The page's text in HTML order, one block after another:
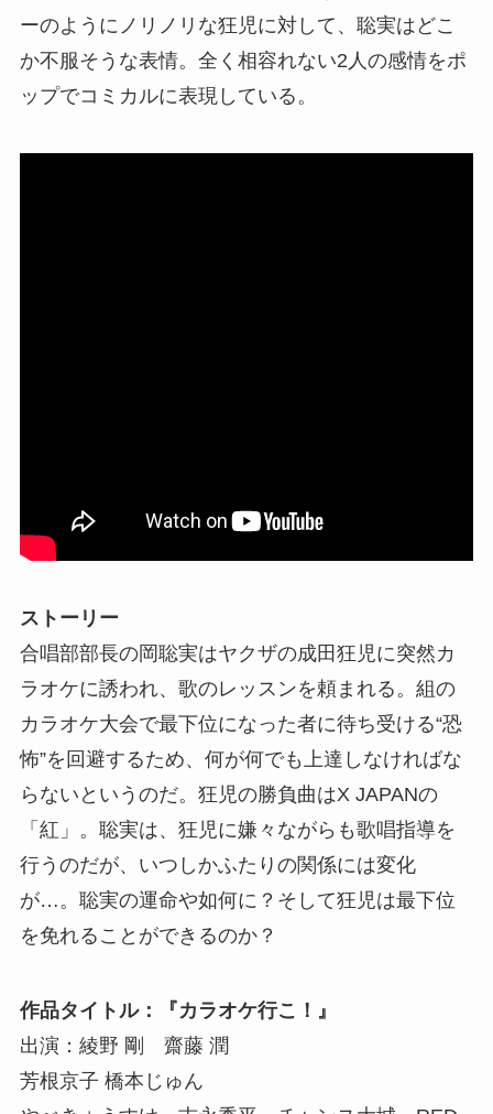
ーのようにノリノリな狂児に対して、聡実はどこ
か不服そうな表情。全く相容れない2人の感情をポ
ップでコミカルに表現している。
ストーリー
合唱部部長の岡聡実はヤクザの成田狂児に突然カ
ラオケに誘われ、歌のレッスンを頼まれる。組の
カラオケ大会で最下位になった者に待ち受ける“恐
怖”を回避するため、何が何でも上達しなければな
らないというのだ。狂児の勝負曲はX JAPANの
「紅」。聡実は、狂児に嫌々ながらも歌唱指導を
行うのだが、いつしかふたりの関係には変化
が…。聡実の運命や如何に？そして狂児は最下位
を免れることができるのか？
作品タイトル：『カラオケ行こ！』
出演：綾野 剛 齋藤 潤
芳根京子 橋本じゅん